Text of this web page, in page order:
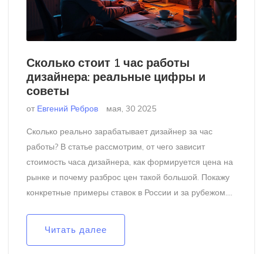
Сколько стоит 1 час работы
дизайнера: реальные цифры и
советы
от Евгений Ребров мая, 30 2025
Сколько реально зарабатывает дизайнер за час
работы? В статье рассмотрим, от чего зависит
стоимость часа дизайнера, как формируется цена на
рынке и почему разброс цен такой большой. Покажу
конкретные примеры ставок в России и за рубежом.
новичков и опытных специалистов.
Читать далее